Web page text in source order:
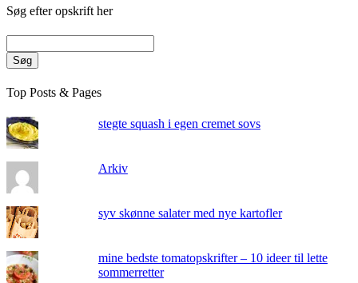
Søg efter opskrift her
Søg
Top Posts & Pages
stegte squash i egen cremet sovs
Arkiv
syv skønne salater med nye kartofler
mine bedste tomatopskrifter – 10 ideer til lette
sommerretter